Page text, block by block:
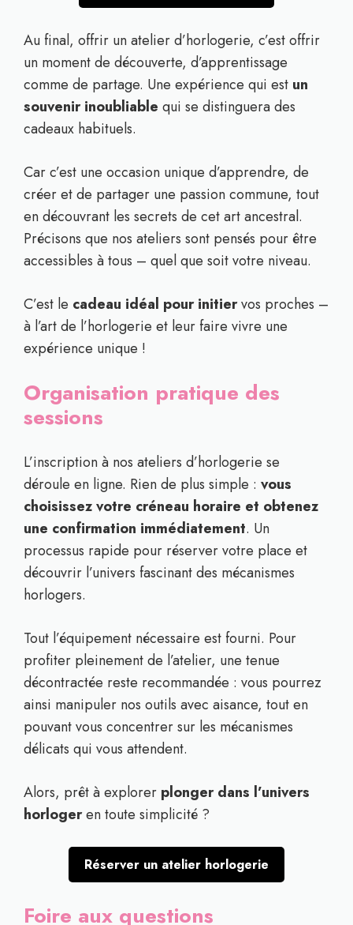
Au final, offrir un atelier d’horlogerie, c’est offrir
un moment de découverte, d’apprentissage
comme de partage. Une expérience qui est un
souvenir inoubliable qui se distinguera des
cadeaux habituels.
Car c’est une occasion unique d’apprendre, de
créer et de partager une passion commune, tout
en découvrant les secrets de cet art ancestral.
Précisons que nos ateliers sont pensés pour être
accessibles à tous – quel que soit votre niveau.
C’est le cadeau idéal pour initiervos proches –
à l’art de l’horlogerie et leur faire vivre une
expérience unique !
Organisation pratique des
sessions
L’inscription à nos ateliers d’horlogerie se
déroule en ligne. Rien de plus simple : vous
choisissez votre créneau horaire et obtenez
une confirmation immédiatement. Un
processus rapide pour réserver votre place et
découvrir l’univers fascinant des mécanismes
horlogers.
Tout l’équipement nécessaire est fourni. Pour
profiter pleinement de l’atelier, une tenue
décontractée reste recommandée : vous pourrez
ainsi manipuler nos outils avec aisance, tout en
pouvant vous concentrer sur les mécanismes
délicats qui vous attendent.
Alors, prêt à explorer plonger dans l’univers
horlogeren toute simplicité ?
Réserver un atelier horlogerie
Foire aux questions